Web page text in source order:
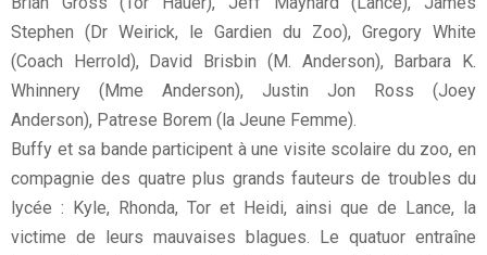
Stephen (Dr Weirick, le Gardien du Zoo), Gregory White
(Coach Herrold), David Brisbin (M. Anderson), Barbara K.
Whinnery (Mme Anderson), Justin Jon Ross (Joey
Anderson), Patrese Borem (la Jeune Femme).
Buffy et sa bande participent à une visite scolaire du zoo, en
compagnie des quatre plus grands fauteurs de troubles du
lycée : Kyle, Rhonda, Tor et Heidi, ainsi que de Lance, la
victime de leurs mauvaises blagues. Le quatuor entraîne